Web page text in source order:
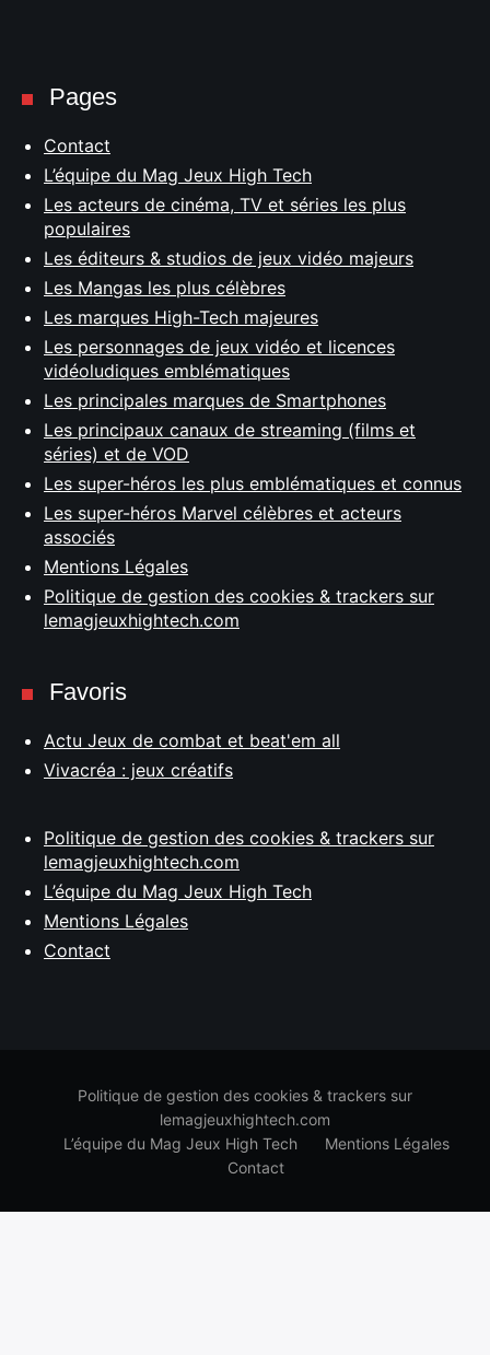
Pages
Contact
L’équipe du Mag Jeux High Tech
Les acteurs de cinéma, TV et séries les plus
populaires
Les éditeurs & studios de jeux vidéo majeurs
Les Mangas les plus célèbres
Les marques High-Tech majeures
Les personnages de jeux vidéo et licences
vidéoludiques emblématiques
Les principales marques de Smartphones
Les principaux canaux de streaming (films et
séries) et de VOD
Les super-héros les plus emblématiques et connus
Les super-héros Marvel célèbres et acteurs
associés
Mentions Légales
Politique de gestion des cookies & trackers sur
lemagjeuxhightech.com
Favoris
Actu Jeux de combat et beat'em all
Vivacréa : jeux créatifs
Politique de gestion des cookies & trackers sur
lemagjeuxhightech.com
L’équipe du Mag Jeux High Tech
Mentions Légales
Contact
Politique de gestion des cookies & trackers sur
lemagjeuxhightech.com
L’équipe du Mag Jeux High Tech
Mentions Légales
Contact